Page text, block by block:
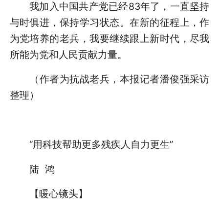
我加入中国共产党已经83年了，一直坚持
与时俱进，保持学习状态。在新的征程上，作
为党培养的老兵，我要继续跟上新时代，尽我
所能为党和人民贡献力量。
（作者为抗战老兵，本报记者潘俊强采访
整理）
“用科技帮助更多残疾人自力更生”
陆 鸿
【暖心镜头】